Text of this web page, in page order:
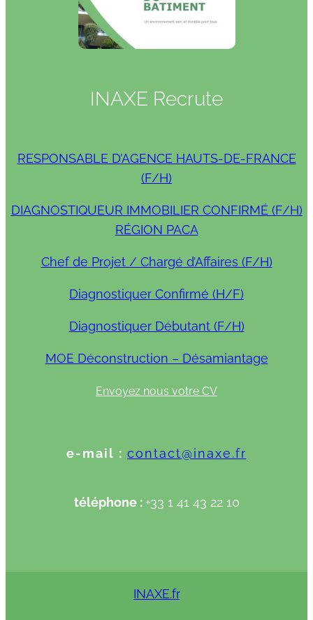
INAXE Recrute
RESPONSABLE D’AGENCE HAUTS-DE-FRANCE
(F/H)
DIAGNOSTIQUEUR IMMOBILIER CONFIRMÉ (F/H)
RÉGION PACA
Chef de Projet / Chargé d’Affaires (F/H)
Diagnostiquer Confirmé (H/F)
Diagnostiquer Débutant (F/H)
MOE Déconstruction – Désamiantage
Envoyez nous votre CV
e-mail : contact@inaxe.fr
téléphone : +33 1 41 43 22 10
INAXE.fr